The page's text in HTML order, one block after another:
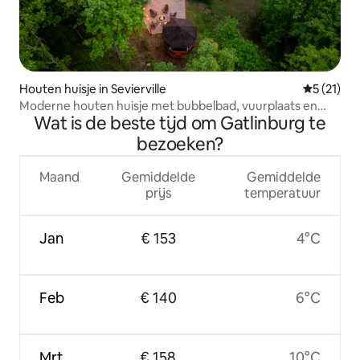
Houten huisje in Sevierville
5 (21)
Moderne houten huisje met bubbelbad, vuurplaats en
jacuzzi
Wat is de beste tijd om Gatlinburg te
bezoeken?
Maand
Jan
Feb
Gemiddelde
prijs
€ 153
€ 140
Gemiddelde
temperatuur
4°C
6°C